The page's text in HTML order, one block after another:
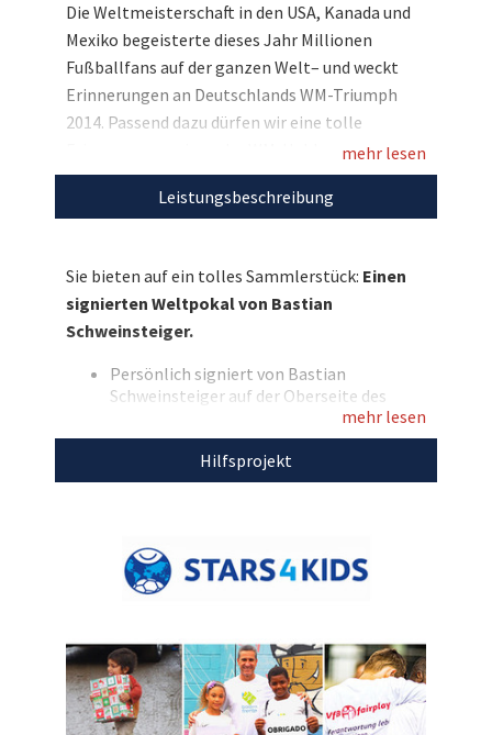
Die Weltmeisterschaft in den USA, Kanada und
Mexiko begeisterte dieses Jahr Millionen
Fußballfans auf der ganzen Welt– und weckt
Erinnerungen an Deutschlands WM-Triumph
2014. Passend dazu dürfen wir eine tolle
versteigern: Einen personalisierten Weltpokal
von Bastian Schweinsteiger, den er dazu noch
zugunsten der Kinderhilfsprojekte von
Stars4Kids!
einzigartige Auktionen für den guten Zweck!
mehr lesen
Leistungsbeschreibung
Sie bieten auf ein tolles Sammlerstück: Einen
signierten Weltpokal von Bastian
Schweinsteiger.
Persönlich signiert von Bastian
Schweinsteiger auf der Oberseite des
Bedrucktes Aluschild auf dem Sockel mit
der Aufschrift:
„Bastian Schweinsteiger – Weltmeister
Inkl. Fotodruck von Bastian
Schweinsteiger mit dem Pokal
Stars4Kids.
mehr lesen
Hilfsprojekt